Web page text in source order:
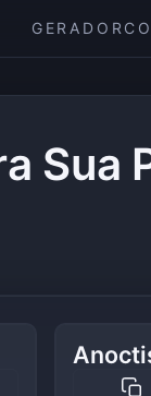
GERADOR
Sua